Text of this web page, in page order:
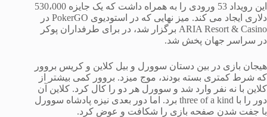
این رویداد 53 ورودی را به همراه داشت که یک جایزه 530،000
دلاری ایجاد می کند. میز نهایی که در استودیوی PokerGO در
ARIA Resort & Casino برگزار شد، در برای طرفداران پوکر
در سراسر جهان پخش شد.
هیجان بازی در بین دستان سوورل و بیل کلاین و کریس بروور
که شرط کمتری بسته بودند، موج میزد. بروور کمی بیشتر از
کلاین با نه نفر وارد شد و سوورل هر دو را کال کرد. کلاین آن
دور را با three of a kind برد. اما دور بعدی نیزه پادشاه سوورل
با جفت شدن صفحه بازی را شکافت و عوض کرد.